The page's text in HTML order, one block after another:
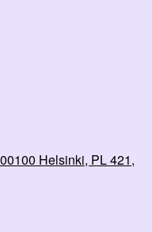
Helsinki, PL 421,